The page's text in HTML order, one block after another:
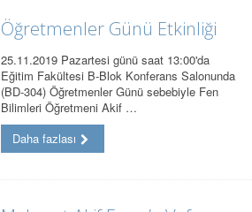
Öğretmenler Günü Etkinliği
25.11.2019 Pazartesi günü saat 13:00'da
Eğitim Fakültesi B-Blok Konferans Salonunda
(BD-304) Öğretmenler Günü sebebiyle Fen
Bilimleri Öğretmeni Akif …
Daha fazlası